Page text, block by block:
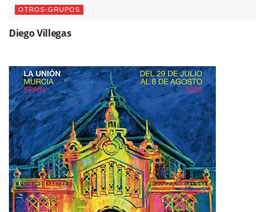
OTROS-GRUPOS
Diego Villegas